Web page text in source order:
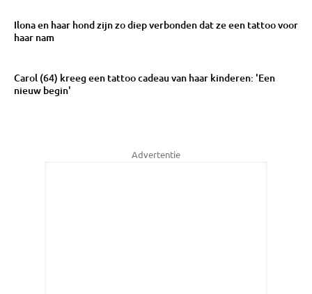
Ilona en haar hond zijn zo diep verbonden dat ze een tattoo voor
haar nam
Carol (64) kreeg een tattoo cadeau van haar kinderen: 'Een
nieuw begin'
Advertentie